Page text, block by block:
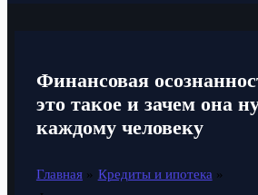
Финансовая
это такое и зачем она
каждому человеку
Главная
Кредиты и ипотека